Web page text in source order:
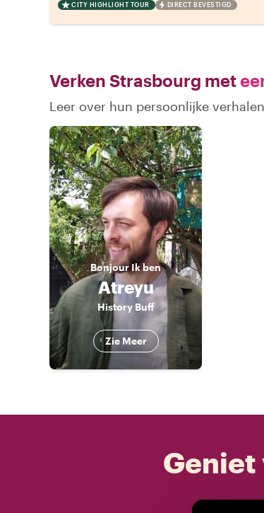
CITY HIGHLIGHT TOUR DIRECT BEVESTIGD
Verken Strasbourg met
Leer over hun persoonlijke
BonjourIk ben
Atreyu
History Buff
Zie Meer
Geniet